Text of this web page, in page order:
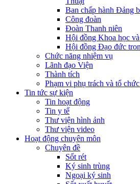
Ban chấp hành Đảng
Công đoàn
Đoàn Thanh niên
Hội đồng Khoa học
Hội đồng Đạo đức
Chức năng nhiệm vụ
Lãnh đạo Viện
Thành tích
Phạm vi phụ trách và tổ
Tin tức sự kiện
Tin hoạt động
Tin y tế
Thư viện hình ảnh
Thư viện video
Hoạt động chuyên môn
Chuyên đề
Sốt rét
Ký sinh trùng
Ngoại ký sinh